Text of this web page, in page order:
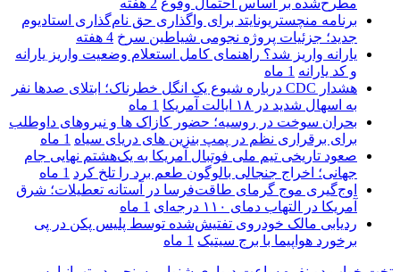
برنامه منچستریونایتد برای واگذاری حق نام‌گذاری استادیوم
جدید؛ جزئیات پروژه نجومی شیاطین سرخ 4 هفته
یارانه واریز شد؟ راهنمای کامل استعلام وضعیت واریز یارانه
و کد یارانه 1 ماه
هشدار CDC درباره شیوع یک انگل خطرناک؛ ابتلای صدها نفر
به اسهال شدید در ۱۸ ایالت آمریکا
1 ماه
بحران سوخت در روسیه؛ حضور کازاک‌ ها و نیروهای داوطلب
برای برقراری نظم در پمپ بنزین‌ های دریای سیاه 1 ماه
صعود تاریخی تیم ملی فوتبال آمریکا به یک‌هشتم نهایی جام
جهانی؛ اخراج جنجالی بالوگون طعم برد را تلخ کرد 1 ماه
اوج‌گیری موج گرمای طاقت‌فرسا در آستانه تعطیلات؛ شرق
آمریکا در التهاب دمای ۱۱۰ درجه‌ای
1 ماه
ردیابی مالک خودروی تفتیش‌شده توسط پلیس پکن در پی
برخورد هواپیما با برج سیتیک 1 ماه